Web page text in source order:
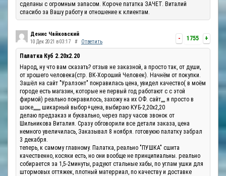
сделаны с огромным запасом. Короче пататка ЗАЧЕТ. Виталий
спасибо за Вашу работу и отношение к клиентам.
- 1755 +
Денис Чайковский
10 Дек 2021 в 03:17 # Ответить
Палатка Куб 2.20x2.20
Народ, ну что вам сказать? отзыв не заказной, а просто так, от души,
от хрошего человека(стр. ВК-Хороший Человек). Начнём от покупки.
Зашёл на сайт "Уралзонт" понравилась цена, увидел качество( в моём
городе есть магазин, которые не первый год работают с с этой
фирмой) реально понравилось, захожу на их ОФ. сайт,,,, я просто в
шоке,,,,,,, шикарный выбор+цена, выбираю КУБ-2,20х2,20
делаю предзаказ и буквально, через пару часов звонок от
Шильникова Виталия. Сразу обговорили все детали заказа, цена
немного увеличилась, Заказывал 8 ноября. готовуюю палатку забрал
3 декабря.
теперь, к самому главному. Палатка, реально "ПУШКА" сшита
качественно, косяки есть, но они вообще не принципиальны. реально
собирается за 1,5-2минуты, радуют стальные хабы, по углам ушки для
штормовых оттяжек, плотный матерриал, по качеству и доставке